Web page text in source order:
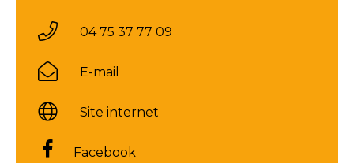
04 75 37 77 09
E-mail
Site internet
Facebook